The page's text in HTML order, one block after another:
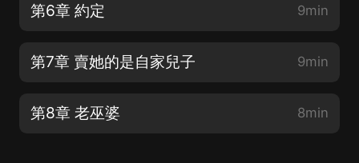
第6章 約定 9min
第7章 賣她的是自家兒子 9min
第8章 老巫婆 8min